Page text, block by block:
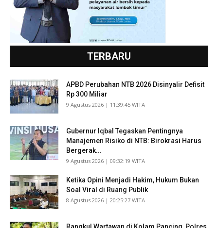
TERBARU
APBD Perubahan NTB 2026 Disinyalir Defisit
Rp 300 Miliar
​9 Agustus 2026 | 11:39:45 WITA
Gubernur Iqbal Tegaskan Pentingnya
Manajemen Risiko di NTB: Birokrasi Harus
Bergerak...
​9 Agustus 2026 | 09:32:19 WITA
Ketika Opini Menjadi Hakim, Hukum Bukan
Soal Viral di Ruang Publik
​8 Agustus 2026 | 20:25:27 WITA